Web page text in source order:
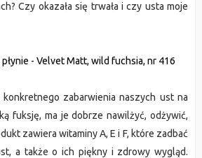
Czy okazała się trwała i czy usta moje
- Velvet Matt, wild fuchsia, nr 416
zabarwienia naszych ust na
fuksję, ma je dobrze nawilżyć, odżywić,
zawiera witaminy A, E i F, które zadbać
a także o ich piękny i zdrowy wygląd.